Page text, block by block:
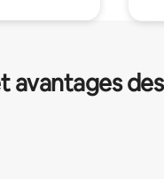
avantages